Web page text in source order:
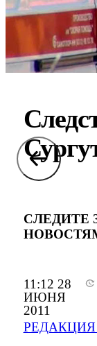
11:12 28
ИЮНЯ
2011
СЛЕДИТЕ